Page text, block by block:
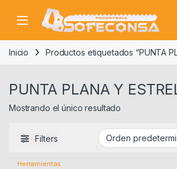
Skip to navigation
Skip to content
Inicio Productos etiquetados “PUNTA
PUNTA PLANA Y
Mostrando el único resultado
Filters
Herramientas